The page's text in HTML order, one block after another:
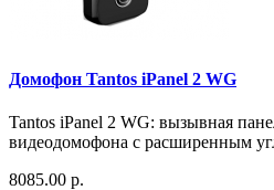
Домофон Tantos iPanel 2 WG
Tantos iPanel 2 WG: вызывная
видеодомофона c расширенным
8085.00 р.